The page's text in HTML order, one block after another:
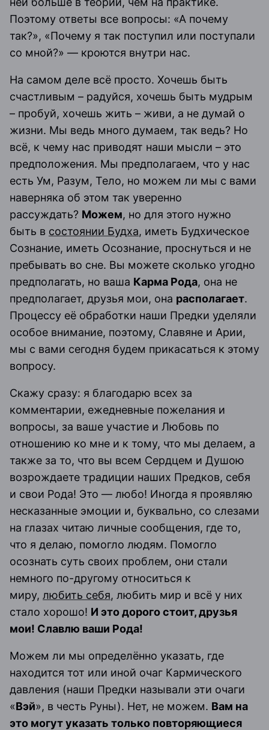
Поэтому ответы все вопросы: «А почему
так?», «Почему я так поступил или поступали
со мной?» — кроются внутри нас.
На самом деле всё просто. Хочешь быть
счастливым – радуйся, хочешь быть мудрым
– пробуй, хочешь жить – живи, а не думай о
жизни. Мы ведь много думаем, так ведь? Но
всё, к чему нас приводят наши мысли – это
предположения. Мы предполагаем, что у нас
есть Ум, Разум, Тело, но можем ли мы с вами
наверняка об этом так уверенно
рассуждать? Можем, но для этого нужно
быть в состоянии Будха, иметь Будхическое
Сознание, иметь Осознание, проснуться и не
пребывать во сне. Вы можете сколько угодно
предполагать, но ваша Карма Рода, она не
предполагает, друзья мои, она располагает.
Процессу её обработки наши Предки уделяли
особое внимание, поэтому, Славяне и Арии,
мы с вами сегодня будем прикасаться к этому
вопросу.
Скажу сразу: я благодарю всех за
комментарии, ежедневные пожелания и
вопросы, за ваше участие и Любовь по
отношению ко мне и к тому, что мы делаем, а
также за то, что вы всем Сердцем и Душою
возрождаете традиции наших Предков, себя
и свои Рода! Это — любо! Иногда я проявляю
несказанные эмоции и, буквально, со слезами
на глазах читаю личные сообщения, где то,
что я делаю, помогло людям. Помогло
осознать суть своих проблем, они стали
немного по-другому относиться к
миру, любить себя, любить мир и всё у них
стало хорошо! И это дорого стоит, друзья
мои! Славлю ваши Рода!
Можем ли мы определённо указать, где
находится тот или иной очаг Кармического
давления (наши Предки называли эти очаги
«Вэй», в честь Руны). Нет, не можем. Вам на
это могут указать только повторяющиеся